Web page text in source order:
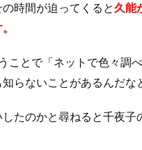
時間が迫ってくると久能
ことで「ネットで色々調
らないことがあるんだな
たのかと尋ねると千夜